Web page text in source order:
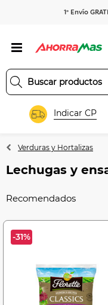
1º Envío
Indicar CP
Verduras y Hortalizas
Lechugas y
-31%